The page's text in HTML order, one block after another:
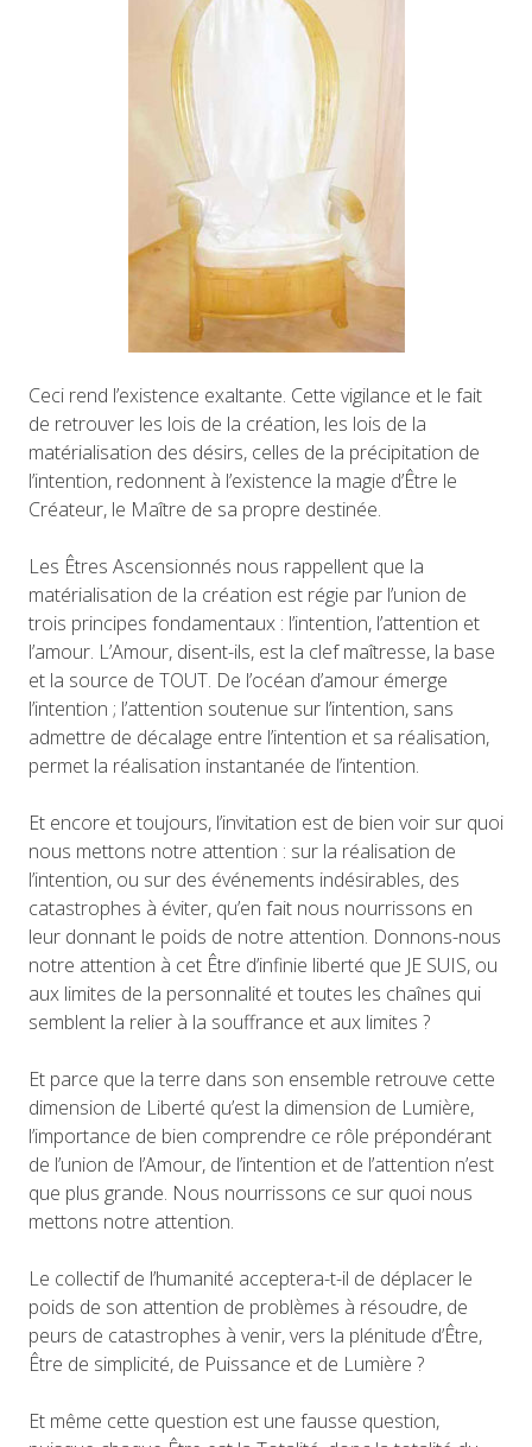
Ceci rend l’existence exaltante. Cette vigilance et le fait
de retrouver les lois de la création, les lois de la
matérialisation des désirs, celles de la précipitation de
l’intention, redonnent à l’existence la magie d’Être le
Créateur, le Maître de sa propre destinée.
Les Êtres Ascensionnés nous rappellent que la
matérialisation de la création est régie par l’union de
trois principes fondamentaux : l’intention, l’attention et
l’amour. L’Amour, disent-ils, est la clef maîtresse, la base
et la source de TOUT. De l’océan d’amour émerge
l’intention ; l’attention soutenue sur l’intention, sans
admettre de décalage entre l’intention et sa réalisation,
permet la réalisation instantanée de l’intention.
Et encore et toujours, l’invitation est de bien voir sur quoi
nous mettons notre attention : sur la réalisation de
l’intention, ou sur des événements indésirables, des
catastrophes à éviter, qu’en fait nous nourrissons en
leur donnant le poids de notre attention. Donnons-nous
notre attention à cet Être d’infinie liberté que JE SUIS, ou
aux limites de la personnalité et toutes les chaînes qui
semblent la relier à la souffrance et aux limites ?
Et parce que la terre dans son ensemble retrouve cette
dimension de Liberté qu’est la dimension de Lumière,
l’importance de bien comprendre ce rôle prépondérant
de l’union de l’Amour, de l’intention et de l’attention n’est
que plus grande. Nous nourrissons ce sur quoi nous
mettons notre attention.
Le collectif de l’humanité acceptera-t-il de déplacer le
poids de son attention de problèmes à résoudre, de
peurs de catastrophes à venir, vers la plénitude d’Être,
Être de simplicité, de Puissance et de Lumière ?
Et même cette question est une fausse question,